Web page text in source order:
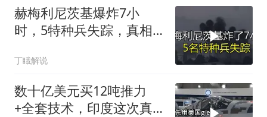
赫梅利尼茨基爆炸7小
时，5特种兵失踪，真相
丁睋解说
数十亿美元买12吨推力
+全套技术，印度这次真